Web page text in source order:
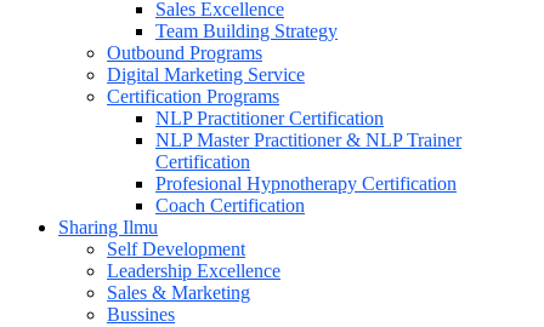
Sales Excellence
Team Building Strategy
Outbound Programs
Digital Marketing Service
Certification Programs
NLP Practitioner Certification
NLP Master Practitioner & NLP Trainer
Certification
Profesional Hypnotherapy Certification
Coach Certification
Sharing Ilmu
Self Development
Leadership Excellence
Sales & Marketing
Bussines